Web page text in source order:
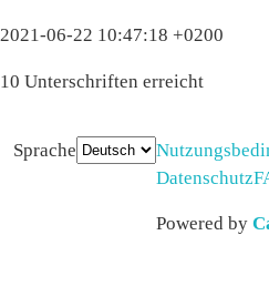
2021-06-22 10:47:18 +0200
10 Unterschriften erreicht
Sprache
Datenschutz
Powered by